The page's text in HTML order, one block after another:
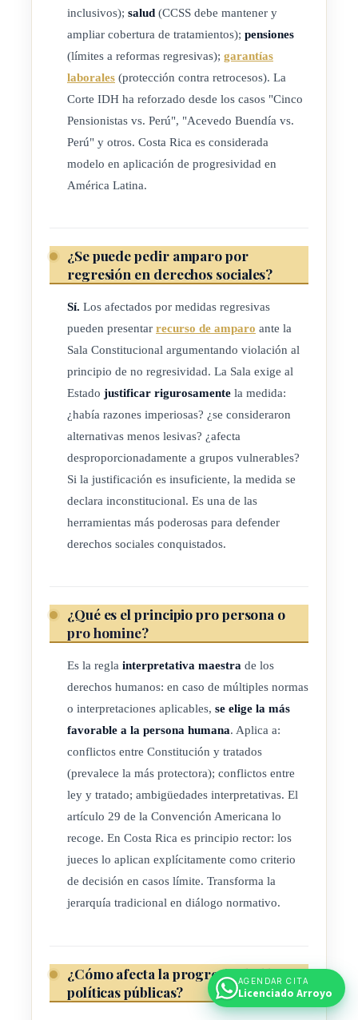
inclusivos); salud (CCSS debe mantener y
ampliar cobertura de tratamientos); pensiones
(límites a reformas regresivas); garantías
laborales (protección contra retrocesos). La
Corte IDH ha reforzado desde los casos "Cinco
Pensionistas vs. Perú", "Acevedo Buendía vs.
Perú" y otros. Costa Rica es considerada
modelo en aplicación de progresividad en
América Latina.
¿Se puede pedir amparo por
regresión en derechos sociales?
Sí. Los afectados por medidas regresivas
pueden presentar recurso de amparo ante la
Sala Constitucional argumentando violación al
principio de no regresividad. La Sala exige al
Estado justificar rigurosamente la medida:
¿había razones imperiosas? ¿se consideraron
alternativas menos lesivas? ¿afecta
desproporcionadamente a grupos vulnerables?
Si la justificación es insuficiente, la medida se
declara inconstitucional. Es una de las
herramientas más poderosas para defender
derechos sociales conquistados.
¿Qué es el principio pro persona o
pro homine?
Es la regla interpretativa maestra de los
derechos humanos: en caso de múltiples normas
o interpretaciones aplicables, se elige la más
favorable a la persona humana. Aplica a:
conflictos entre Constitución y tratados
(prevalece la más protectora); conflictos entre
ley y tratado; ambigüedades interpretativas. El
artículo 29 de la Convención Americana lo
recoge. En Costa Rica es principio rector: los
jueces lo aplican explícitamente como criterio
de decisión en casos límite. Transforma la
jerarquía tradicional en diálogo normativo.
¿Cómo afecta la progresividad las
políticas públicas?
AGENDAR CITA
Licenciado Arroyo